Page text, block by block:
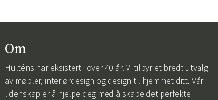
Om
Hulténs har eksistert i over 40 år. Vi tilbyr et bredt utvalg
av møbler, interiørdesign og design til hjemmet ditt. Vår
lidenskap er å hjelpe deg med å skape det perfekte